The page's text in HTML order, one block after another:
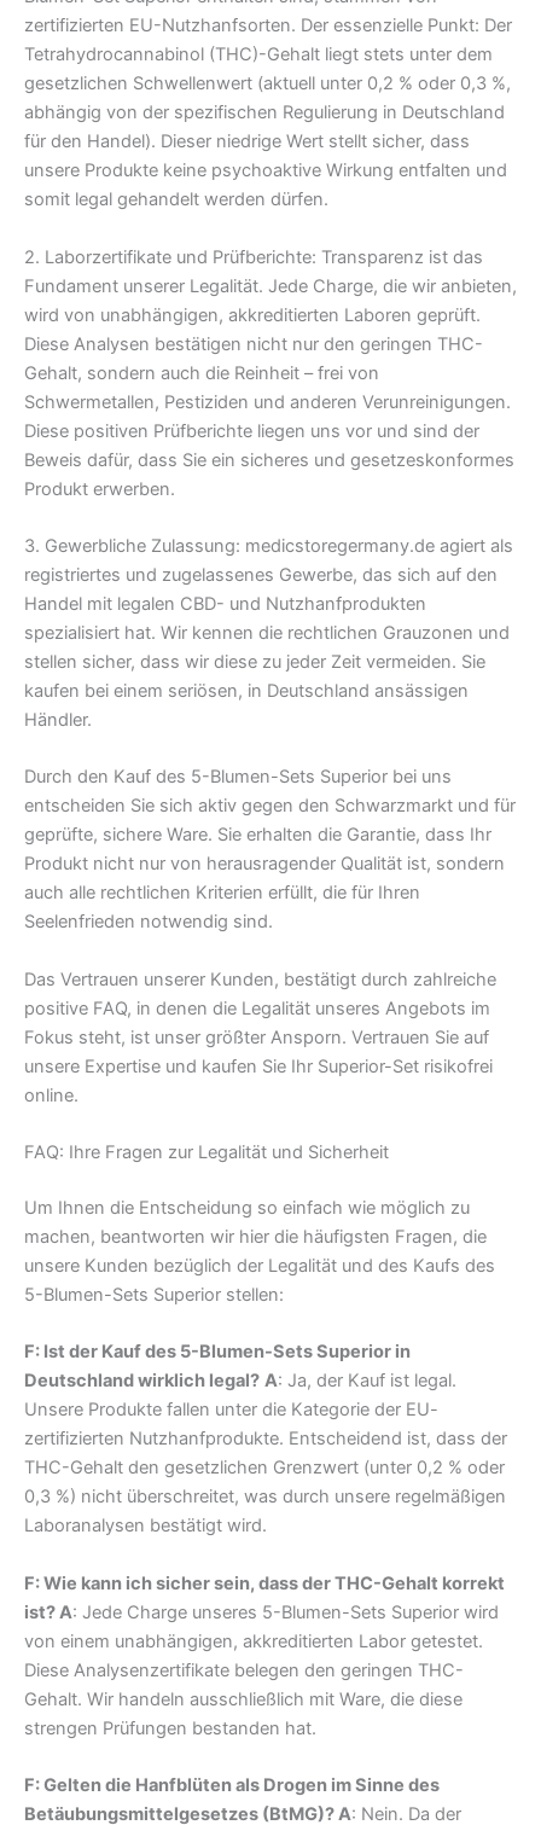
zertifizierten EU-Nutzhanfsorten. Der essenzielle Punkt: Der
Tetrahydrocannabinol (THC)-Gehalt liegt stets unter dem
gesetzlichen Schwellenwert (aktuell unter 0,2 % oder 0,3 %,
abhängig von der spezifischen Regulierung in Deutschland
für den Handel). Dieser niedrige Wert stellt sicher, dass
unsere Produkte keine psychoaktive Wirkung entfalten und
somit legal gehandelt werden dürfen.
2. Laborzertifikate und Prüfberichte: Transparenz ist das
Fundament unserer Legalität. Jede Charge, die wir anbieten,
wird von unabhängigen, akkreditierten Laboren geprüft.
Diese Analysen bestätigen nicht nur den geringen THC-
Gehalt, sondern auch die Reinheit – frei von
Schwermetallen, Pestiziden und anderen Verunreinigungen.
Diese positiven Prüfberichte liegen uns vor und sind der
Beweis dafür, dass Sie ein sicheres und gesetzeskonformes
Produkt erwerben.
3. Gewerbliche Zulassung: medicstoregermany.de agiert als
registriertes und zugelassenes Gewerbe, das sich auf den
Handel mit legalen CBD- und Nutzhanfprodukten
spezialisiert hat. Wir kennen die rechtlichen Grauzonen und
stellen sicher, dass wir diese zu jeder Zeit vermeiden. Sie
kaufen bei einem seriösen, in Deutschland ansässigen
Händler.
Durch den Kauf des 5-Blumen-Sets Superior bei uns
entscheiden Sie sich aktiv gegen den Schwarzmarkt und für
geprüfte, sichere Ware. Sie erhalten die Garantie, dass Ihr
Produkt nicht nur von herausragender Qualität ist, sondern
auch alle rechtlichen Kriterien erfüllt, die für Ihren
Seelenfrieden notwendig sind.
Das Vertrauen unserer Kunden, bestätigt durch zahlreiche
positive FAQ, in denen die Legalität unseres Angebots im
Fokus steht, ist unser größter Ansporn. Vertrauen Sie auf
unsere Expertise und kaufen Sie Ihr Superior-Set risikofrei
online.
FAQ: Ihre Fragen zur Legalität und Sicherheit
Um Ihnen die Entscheidung so einfach wie möglich zu
machen, beantworten wir hier die häufigsten Fragen, die
unsere Kunden bezüglich der Legalität und des Kaufs des
5-Blumen-Sets Superior stellen:
F: Ist der Kauf des 5-Blumen-Sets Superior in
Deutschland wirklich legal? A: Ja, der Kauf ist legal.
Unsere Produkte fallen unter die Kategorie der EU-
zertifizierten Nutzhanfprodukte. Entscheidend ist, dass der
THC-Gehalt den gesetzlichen Grenzwert (unter 0,2 % oder
0,3 %) nicht überschreitet, was durch unsere regelmäßigen
Laboranalysen bestätigt wird.
F: Wie kann ich sicher sein, dass der THC-Gehalt korrekt
ist? A: Jede Charge unseres 5-Blumen-Sets Superior wird
von einem unabhängigen, akkreditierten Labor getestet.
Diese Analysenzertifikate belegen den geringen THC-
Gehalt. Wir handeln ausschließlich mit Ware, die diese
strengen Prüfungen bestanden hat.
F: Gelten die Hanfblüten als Drogen im Sinne des
Betäubungsmittelgesetzes (BtMG)? A: Nein. Da der